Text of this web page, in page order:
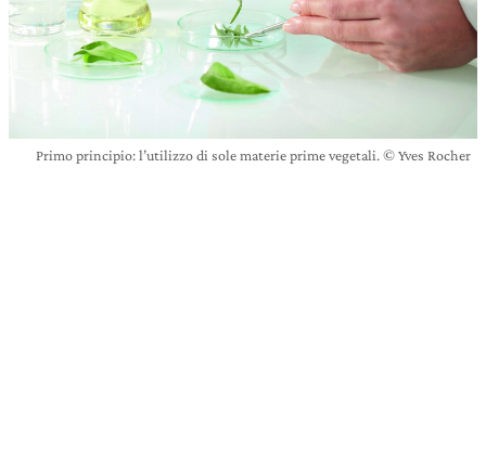
Primo principio: l’utilizzo di sole materie prime vegetali. © Yves Rocher